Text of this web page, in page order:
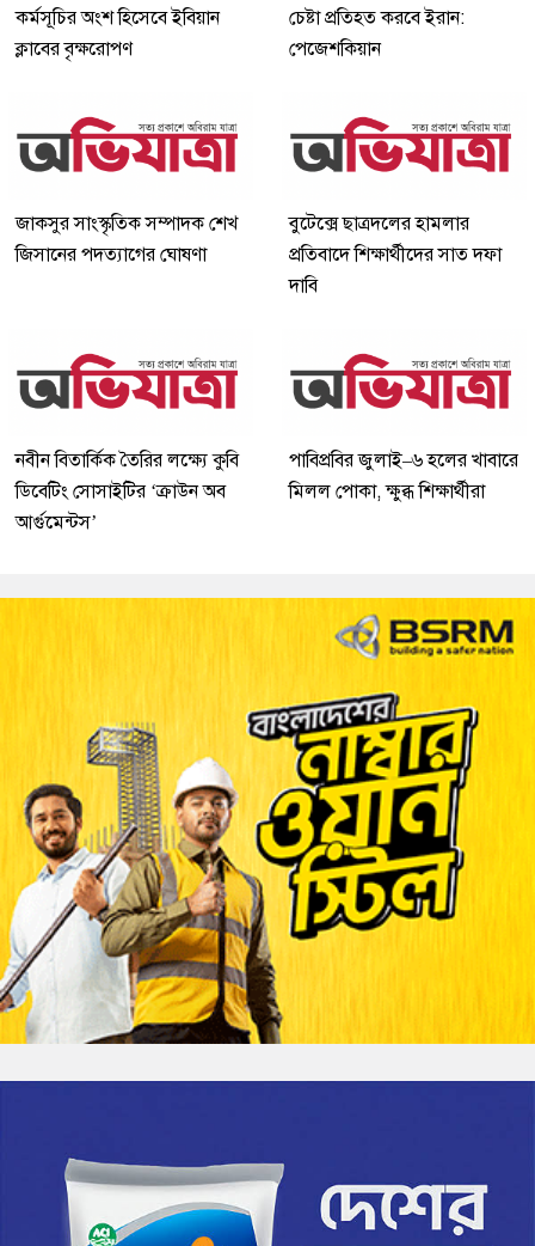
কর্মসূচির অংশ হিসেবে ইবিয়ান
ক্লাবের বৃক্ষরোপণ
চেষ্টা প্রতিহত করবে ইরান:
পেজেশকিয়ান
জাকসুর সাংস্কৃতিক সম্পাদক শেখ
জিসানের পদত্যাগের ঘোষণা
বুটেক্সে ছাত্রদলের হামলার
প্রতিবাদে শিক্ষার্থীদের সাত দফা
দাবি
নবীন বিতার্কিক তৈরির লক্ষ্যে কুবি
ডিবেটিং সোসাইটির ‘ক্রাউন অব
আর্গুমেন্টস’
পাবিপ্রবির জুলাই–৬ হলের খাবারে
মিলল পোকা, ক্ষুব্ধ শিক্ষার্থীরা